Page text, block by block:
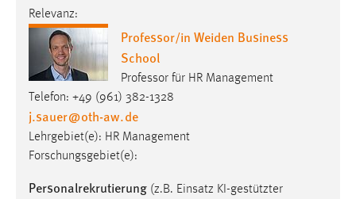
Relevanz:
Professor/in Weiden Business
School
Professor für HR Management
Telefon: +49 (961) 382-1328
j.sauer@oth-aw.de
Lehrgebiet(e): HR Management
Forschungsgebiet(e):
Personalrekrutierung (z.B. Einsatz KI-gestützter